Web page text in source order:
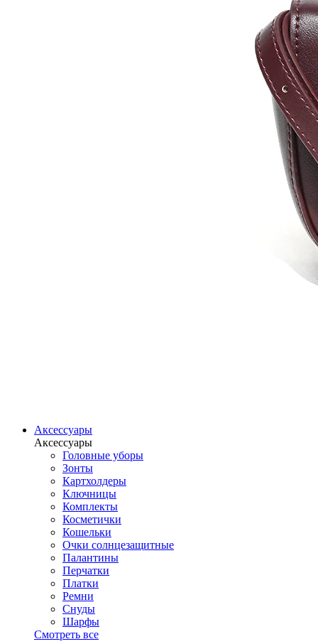
Аксессуары
Аксессуары
Головные уборы
Зонты
Картхолдеры
Ключницы
Комплекты
Косметички
Кошельки
Очки солнцезащитные
Палантины
Перчатки
Платки
Ремни
Снуды
Шарфы
Смотреть все